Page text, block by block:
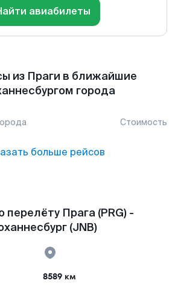
авиабилеты
из Праги в ближайшие
города
Стоимость
больше рейсов
перелёту Прага (PRG) -
(JNB)
8589 км